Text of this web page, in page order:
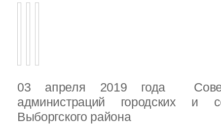
03 апреля 2019 года
администраций городских и
Выборгского района